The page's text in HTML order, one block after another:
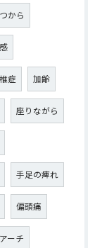
から
症 加齢
座りながら
手足の痺れ
偏頭痛
ーチ